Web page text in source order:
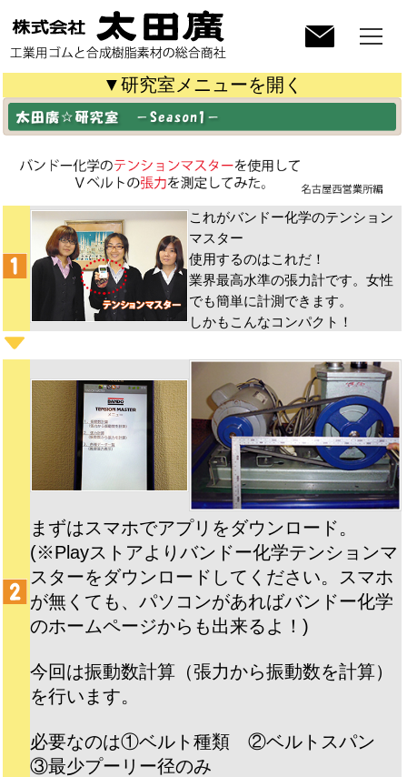
▼研究室メニューを開く
これがバンドー化学のテンション
マスター
使用するのはこれだ！
業界最高水準の張力計です。女性
でも簡単に計測できます。
しかもこんなコンパクト！
まずはスマホでアプリをダウンロード。
(※Playストアよりバンドー化学テンションマ
スターをダウンロードしてください。スマホ
が無くても、パソコンがあればバンドー化学
のホームページからも出来るよ！)
今回は振動数計算（張力から振動数を計算）
を行います。
必要なのは①ベルト種類 ②ベルトスパン
③最少プーリー径のみ